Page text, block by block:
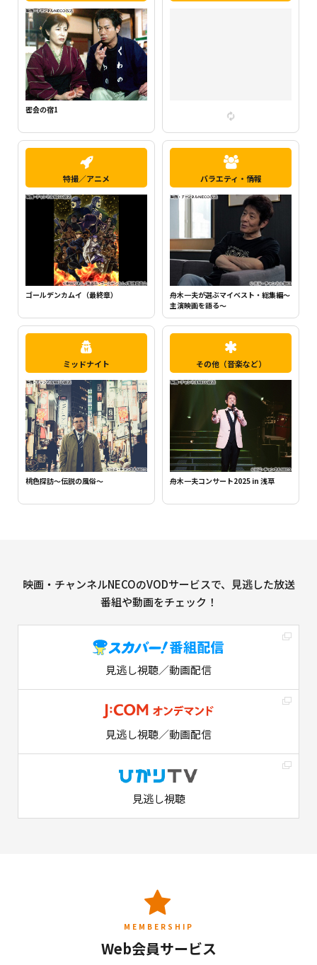
密会の宿2
特撮／アニメ
ちいかわ（シーズン1）（全120話）
バラエティ・情報
町中華で飲ろうぜ
ミッドナイト
昭和哀愁物語
その他（音楽など）
舟木一夫コンサート2025 in 浅草
映画・チャンネルNECOのVODサービスで、見逃した放送
番組や動画をチェック！
見逃し視聴／動画配信
見逃し視聴／動画配信
見逃し視聴
MEMBERSHIP
Web会員サービス